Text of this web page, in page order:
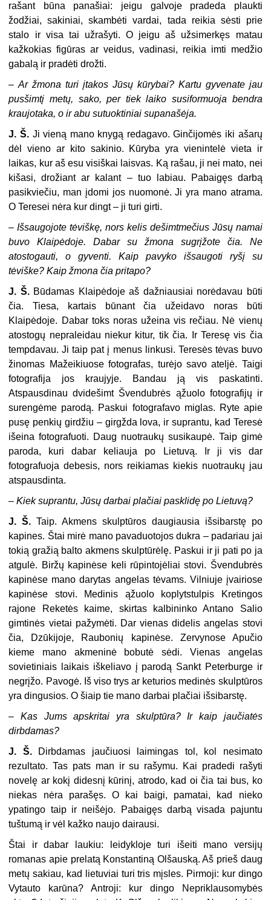
rašant būna panašiai: jeigu galvoje pradeda plaukti
žodžiai, sakiniai, skambėti vardai, tada reikia sėsti prie
stalo ir visa tai užrašyti. O jeigu aš užsimerkęs matau
kažkokias figūras ar veidus, vadinasi, reikia imti medžio
gabalą ir pradėti drožti.
–Ar žmona turi įtakos Jūsų kūrybai? Kartu gyvenate jau
pusšimtį metų, sako, per tiek laiko susiformuoja bendra
kraujotaka, o ir abu sutuoktiniai supanašėja.
J. Š. Ji vieną mano knygą redagavo. Ginčijomės iki ašarų
dėl vieno ar kito sakinio. Kūryba yra vienintelė vieta ir
laikas, kur aš esu visiškai laisvas. Ką rašau, ji nei mato, nei
kišasi, drožiant ar kalant – tuo labiau. Pabaigęs darbą
pasikviečiu, man įdomi jos nuomonė. Ji yra mano atrama.
O Teresei nėra kur dingt – ji turi girti.
–Išsaugojote tėviškę, nors kelis dešimtmečius Jūsų namai
buvo Klaipėdoje. Dabar su žmona sugrįžote čia. Ne
atostogauti, o gyventi. Kaip pavyko išsaugoti ryšį su
tėviške? Kaip žmona čia pritapo?
J. Š.Būdamas Klaipėdoje aš dažniausiai norėdavau būti
čia. Tiesa, kartais būnant čia užeidavo noras būti
Klaipėdoje. Dabar toks noras užeina vis rečiau. Nė vienų
atostogų nepraleidau niekur kitur, tik čia. Ir Teresę vis čia
tempdavau. Ji taip pat į menus linkusi. Teresės tėvas buvo
žinomas Mažeikiuose fotografas, turėjo savo ateljė. Taigi
fotografija jos kraujyje. Bandau ją vis paskatinti.
Atspausdinau dvidešimt Švendubrės ąžuolo fotografijų ir
surengėme parodą. Paskui fotografavo miglas. Ryte apie
pusę penkių girdžiu – girgžda lova, ir suprantu, kad Teresė
išeina fotografuoti. Daug nuotraukų susikaupė. Taip gimė
paroda, kuri dabar keliauja po Lietuvą. Ir ji vis dar
fotografuoja debesis, nors reikiamas kiekis nuotraukų jau
atspausdinta.
–Kiek suprantu, Jūsų darbai plačiai pasklidę po Lietuvą?
J. Š. Taip. Akmens skulptūros daugiausia išsibarstę po
kapines. Štai mirė mano pavaduotojos dukra – padariau jai
tokią gražią balto akmens skulptūrėlę. Paskui ir ji pati po ja
atgulė. Biržų kapinėse keli rūpintojėliai stovi. Švendubrės
kapinėse mano darytas angelas tėvams. Vilniuje įvairiose
kapinėse stovi. Medinis ąžuolo koplytstulpis Kretingos
rajone Reketės kaime, skirtas kalbininko Antano Salio
gimtinės vietai pažymėti. Dar vienas didelis angelas stovi
čia, Dzūkijoje, Raubonių kapinėse. Zervynose Apučio
kieme mano akmeninė bobutė sėdi. Vienas angelas
sovietiniais laikais iškeliavo į parodą Sankt Peterburge ir
negrįžo. Pavogė. Iš viso trys ar keturios medinės skulptūros
yra dingusios. O šiaip tie mano darbai plačiai išsibarstę.
–Kas Jums apskritai yra skulptūra? Ir kaip jaučiatės
dirbdamas?
J. Š.Dirbdamas jaučiuosi laimingas tol, kol nesimato
rezultato. Tas pats man ir su rašymu. Kai pradedi rašyti
novelę ar kokį didesnį kūrinį, atrodo, kad oi čia tai bus, ko
niekas nėra parašęs. O kai baigi, pamatai, kad nieko
ypatingo taip ir neišėjo. Pabaigęs darbą visada pajuntu
tuštumą ir vėl kažko naujo dairausi.
Štai ir dabar laukiu: leidykloje turi išeiti mano versijų
romanas apie prelatą Konstantiną Olšauską. Aš prieš daug
metų sakiau, kad lietuviai turi tris mįsles. Pirmoji: kur dingo
Vytauto karūna? Antroji: kur dingo Nepriklausomybės